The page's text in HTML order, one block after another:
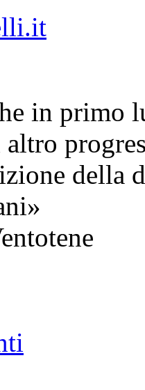
in primo
della